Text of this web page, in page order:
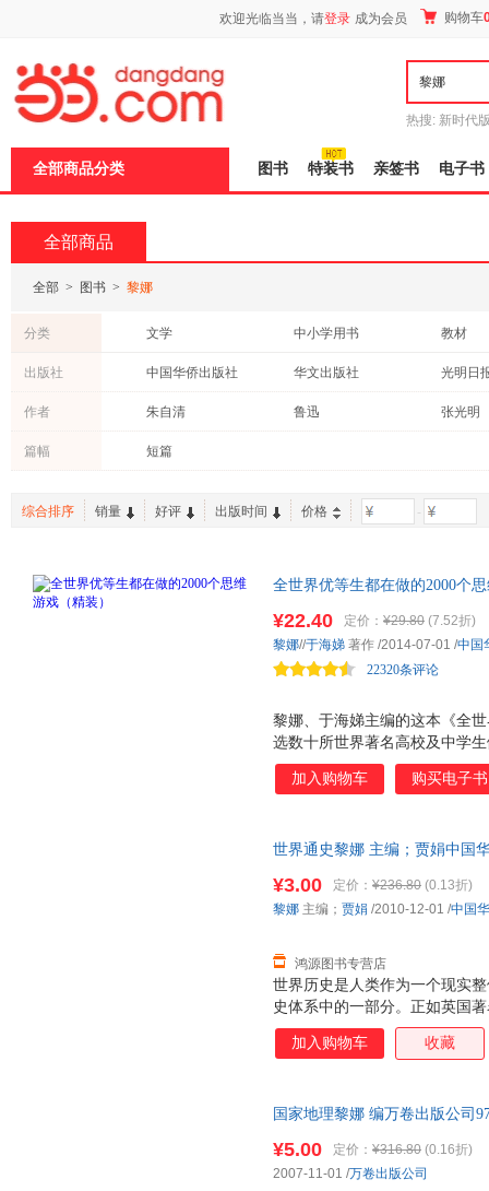
欢迎光临当当，请登录 成为会员 购物车
热搜: 新时代
全部商品分类 图书 特装书 亲签书 电子书
全部商品
全部 > 图书 > 黎娜
分类 文学 中小学用书
教材
童书
科普读物
历史
经济
保健/养生
建筑
港台圖書
其他
出版社 中国华侨出版社 华文出版社
光明日
译林出版社
海峡书局出版社
中国戏
重庆大学出版社
中国妇
中国农业出版社
中国中医药出版社
吉林人
青岛出版社
中国广播电视出版社
当代世
北京大学出版社
苏州大
经济管理出版社
新星出
南海出版公司
机械工
汕头大学出版社
中国青
中国轻工业出版社
中国社
武汉大学出版社 民族出
作者 朱自清 鲁迅
张光明
杨娜
张晶晶
张爱玲
西莫娜
李黎 冯涛
篇幅 短篇
综合排序 销量 好评 出版时间 价格 -
全世界优等生都在做的2000个
黎娜、于海娣主编的这本《全
选数十所世界著名高校及中学
类、组合类、数独类、推理类
式，能帮助游戏者提高观察力
设计，每一个游戏都极具代表
运用算数技巧以及常识解决的
¥22.40 定价： ¥29.80 (7.52折)
22320条评论
黎娜//于海娣 著作 /2014-07-01 /中国
加入购物车 购买电子书
世界通史黎娜 主编；贾娟中国
世界历史是人类作为一个现实
史体系中的一部分。正如英国
在历史感悟之中，他就一定是
座智慧之库。”对于我们每一
史体例，以时间为序，选取了
史、世界近代史、世界现代史
类社会演进的基本脉络和多元
¥3.00 定价： ¥236.80 (0.13折)
鸿源图书专营店
黎娜 主编； 贾娟 /2010-12-01 /中国
加入购物车 收藏
国家地理黎娜 编万卷出版公司
¥5.00 定价： ¥316.80 (0.16折)
2007-11-01 /万卷出版公司
页
加